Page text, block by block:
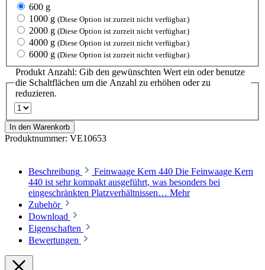
600 g
1000 g (Diese Option ist zurzeit nicht verfügbar.)
2000 g (Diese Option ist zurzeit nicht verfügbar.)
4000 g (Diese Option ist zurzeit nicht verfügbar.)
6000 g (Diese Option ist zurzeit nicht verfügbar.)
Produkt Anzahl: Gib den gewünschten Wert ein oder benutze
die Schaltflächen um die Anzahl zu erhöhen oder zu
reduzieren.
In den Warenkorb
Produktnummer: VE10653
Beschreibung
Feinwaage Kern 440 Die Feinwaage Kern
440 ist sehr kompakt ausgeführt, was besonders bei
eingeschränkten Platzverhältnissen… Mehr
Zubehör
Download
Eigenschaften
Bewertungen